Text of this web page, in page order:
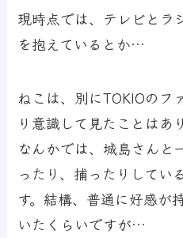
現時点では、テレビとラ
を抱えているとか…
ねこは、別にTOKIOのフ
り意識して見たことはあ
なんかでは、城島さんと
ったり、捕ったりしてい
す。結構、普通に好感が
いたくらいですが…